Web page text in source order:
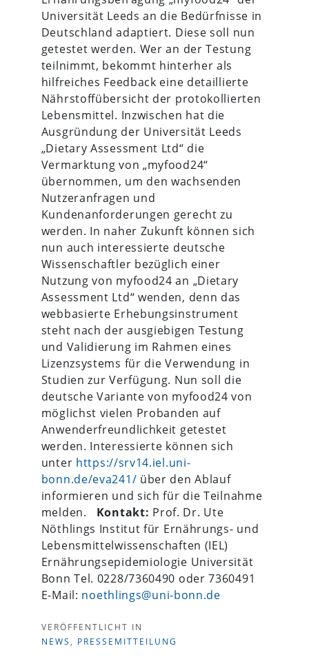
Universität Leeds an die Bedürfnisse in
Deutschland adaptiert. Diese soll nun
getestet werden. Wer an der Testung
teilnimmt, bekommt hinterher als
hilfreiches Feedback eine detaillierte
Nährstoffübersicht der protokollierten
Lebensmittel. Inzwischen hat die
Ausgründung der Universität Leeds
„Dietary Assessment Ltd“ die
Vermarktung von „myfood24“
übernommen, um den wachsenden
Nutzeranfragen und
Kundenanforderungen gerecht zu
werden. In naher Zukunft können sich
nun auch interessierte deutsche
Wissenschaftler bezüglich einer
Nutzung von myfood24 an „Dietary
Assessment Ltd“ wenden, denn das
webbasierte Erhebungsinstrument
steht nach der ausgiebigen Testung
und Validierung im Rahmen eines
Lizenzsystems für die Verwendung in
Studien zur Verfügung. Nun soll die
deutsche Variante von myfood24 von
möglichst vielen Probanden auf
Anwenderfreundlichkeit getestet
werden. Interessierte können sich
unter https://srv14.iel.uni-
bonn.de/eva241/ über den Ablauf
informieren und sich für die Teilnahme
melden. Kontakt: Prof. Dr. Ute
Nöthlings Institut für Ernährungs- und
Lebensmittelwissenschaften (IEL)
Ernährungsepidemiologie Universität
Bonn Tel. 0228/7360490 oder 7360491
E-Mail: noethlings@uni-bonn.de
VERÖFFENTLICHT IN
NEWS , PRESSEMITTEILUNG